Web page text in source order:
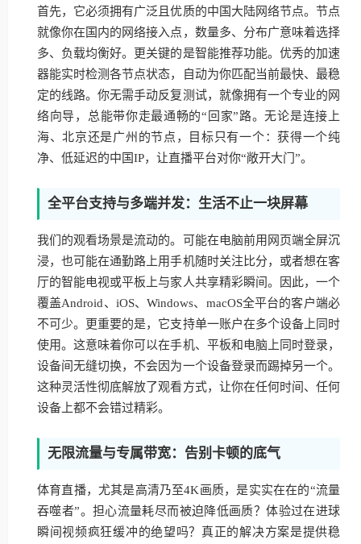
首先，它必须拥有广泛且优质的中国大陆网络节点。节点
就像你在国内的网络接入点，数量多、分布广意味着选择
多、负载均衡好。更关键的是智能推荐功能。优秀的加速
器能实时检测各节点状态，自动为你匹配当前最快、最稳
定的线路。你无需手动反复测试，就像拥有一个专业的网
络向导，总能带你走最通畅的“回家”路。无论是连接上
海、北京还是广州的节点，目标只有一个：获得一个纯
净、低延迟的中国IP，让直播平台对你“敞开大门”。
全平台支持与多端并发：生活不止一块屏幕
我们的观看场景是流动的。可能在电脑前用网页端全屏沉
浸，也可能在通勤路上用手机随时关注比分，或者想在客
厅的智能电视或平板上与家人共享精彩瞬间。因此，一个
覆盖Android、iOS、Windows、macOS全平台的客户端必
不可少。更重要的是，它支持单一账户在多个设备上同时
使用。这意味着你可以在手机、平板和电脑上同时登录，
设备间无缝切换，不会因为一个设备登录而踢掉另一个。
这种灵活性彻底解放了观看方式，让你在任何时间、任何
设备上都不会错过精彩。
无限流量与专属带宽：告别卡顿的底气
体育直播，尤其是高清乃至4K画质，是实实在在的“流量
吞噬者”。担心流量耗尽而被迫降低画质？体验过在进球
瞬间视频疯狂缓冲的绝望吗？真正的解决方案是提供稳